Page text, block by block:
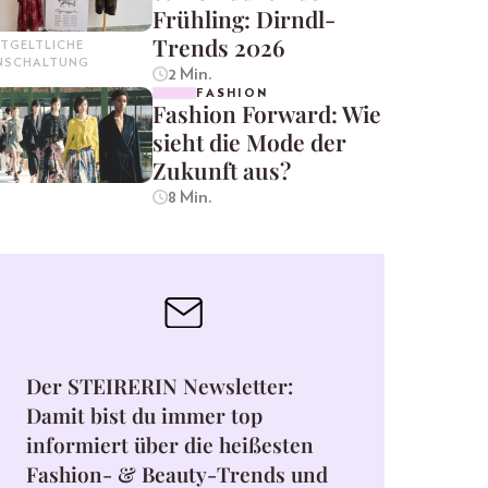
Frühling: Dirndl-
Trends 2026
2 Min.
FASHION
Fashion Forward: Wie
sieht die Mode der
Zukunft aus?
8 Min.
Der STEIRERIN Newsletter:
Damit bist du immer top
informiert über die heißesten
Fashion- & Beauty-Trends und